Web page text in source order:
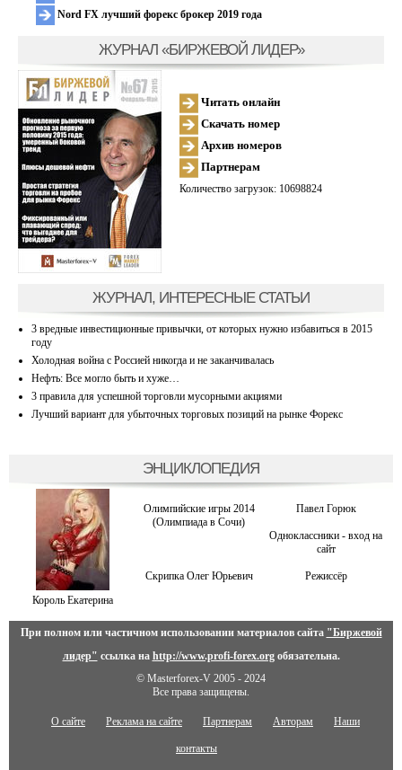
Nord FX лучший форекс брокер 2019 года
ЖУРНАЛ «БИРЖЕВОЙ ЛИДЕР»
Читать онлайн
Скачать номер
Архив номеров
Партнерам
Количество загрузок: 10698824
ЖУРНАЛ, ИНТЕРЕСНЫЕ СТАТЬИ
3 вредные инвестиционные привычки, от которых нужно избавиться в 2015
году
Холодная война с Россией никогда и не заканчивалась
Нефть: Все могло быть и хуже…
3 правила для успешной торговли мусорными акциями
Лучший вариант для убыточных торговых позиций на рынке Форекс
ЭНЦИКЛОПЕДИЯ
Король Екатерина
Олимпийские игры 2014
(Олимпиада в Сочи)
Павел Горюк
Одноклассники - вход на
сайт
Скрипка Олег Юрьевич Режиссёр
При полном или частичном использовании материалов сайта "Биржевой
лидер" ссылка на http://www.profi-forex.orgобязательна.
© Masterforex-V 2005 - 2024
Все права защищены.
О сайте Реклама на сайте Партнерам Авторам Наши
контакты